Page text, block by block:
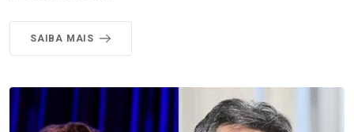
SAIBA MAIS